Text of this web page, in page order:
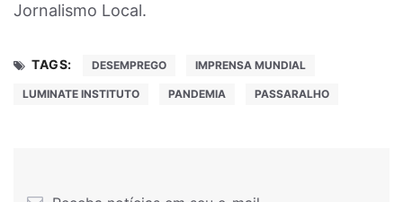
Jornalismo Local.
TAGS: DESEMPREGO IMPRENSA MUNDIAL
LUMINATE INSTITUTO PANDEMIA PASSARALHO